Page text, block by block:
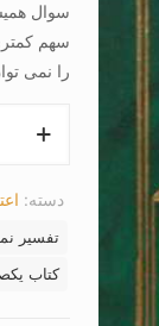
سوال
سهم
را نمی
یکصدو
پرسش
پاسخ
دسته:
تفسیر
کتاب